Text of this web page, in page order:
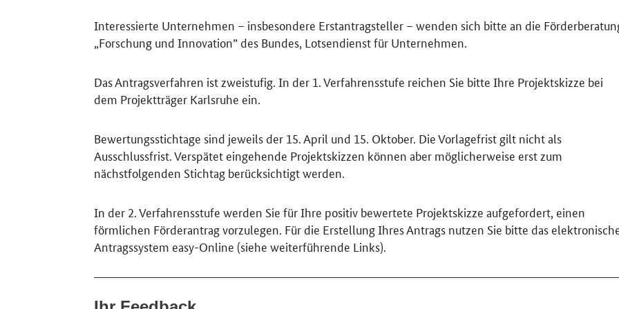
Interessierte Unternehmen – insbesondere Erstantragsteller – wenden sich bitte an die
„Forschung und Innovation” des Bundes, Lotsendienst für Unternehmen.
Das Antragsverfahren ist zweistufig. In der 1. Verfahrensstufe reichen Sie bitte Ihre Projektskizze bei
dem Projektträger Karlsruhe ein.
Bewertungsstichtage sind jeweils der 15. April und 15. Oktober. Die Vorlagefrist gilt nicht als
Ausschlussfrist. Verspätet eingehende Projektskizzen können aber möglicherweise erst zum
nächstfolgenden Stichtag berücksichtigt werden.
In der 2. Verfahrensstufe werden Sie für Ihre positiv bewertete Projektskizze aufgefordert, einen
förmlichen Förderantrag vorzulegen. Für die Erstellung Ihres Antrags nutzen Sie bitte das
Antragssystem easy-Online (siehe weiterführende Links).